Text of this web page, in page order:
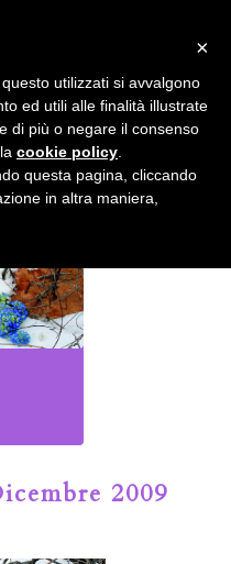
di Bologna
2009
nella pagina dedicata.
il tracciamento di
e cookie policy
×
utilizzati si avvalgono
ed utili alle finalità illustrate
di più o negare il consenso
cookie policy
questa pagina, cliccando
in altra maniera,